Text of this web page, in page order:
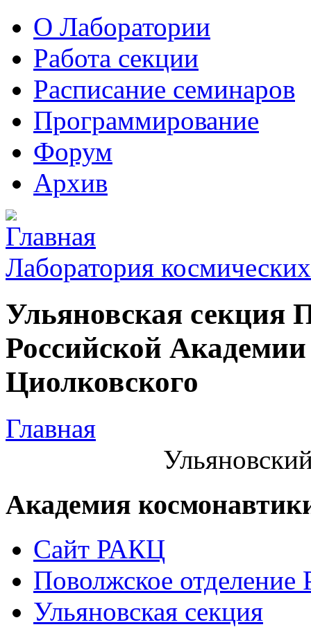
О Лаборатории
Работа секции
Расписание семинаров
Программирование
Форум
Архив
Лаборатория
Ульяновская секция
Российской
Циолковского
Главная
Академия
Сайт РАКЦ
Поволжское
Ульяновская секция